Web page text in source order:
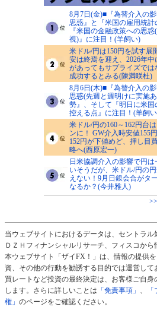
8月7日(金)■『為替介入の
思惑』と『米国の雇用統計
『米国の金融政策への思
視)』に注目！(羊飼い)
米ドル/円は150円を試す展
安は終焉を迎え、2026年
があってもサプライズでは
成功するとみる(陳満咲杜)
8月6日(木)■『為替介入の
思惑(先週と週明けに実施
勢』、そして『明日に米国
控える点』に注目！(羊飼
米ドル/円の160～162円台
ンに！ GW介入時安値155
152円が下値めど、押し目
略へ(西原宏一)
日米協調介入の影響で円
いそうだが、米ドル/円の
えない！9月日銀会合がタ
なるか？(今井雅人)
当ウェブサイトにおけるデータは、セントラル
ＤＺＨフィナンシャルリサーチ、フィスコから
本ウェブサイト「ザイFX！」は、情報の提供
資、その他の行動を勧誘する目的では運営し
買レートなど投資の最終決定は、お客様ご自
します。さらに詳しいことは 「免責事項」 、
権」 のページをご確認ください。